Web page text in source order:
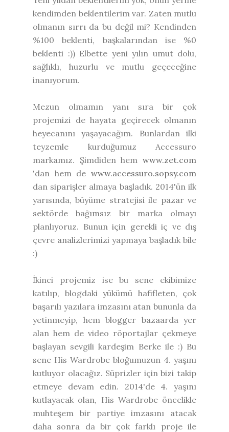
kendimden beklentilerim var. Zaten mutlu
olmanın sırrı da bu değil mi? Kendinden
%100 beklenti, başkalarından ise %0
beklenti :)) Elbette yeni yılın umut dolu,
sağlıklı, huzurlu ve mutlu geçeceğine
inanıyorum.
Mezun olmamın yanı sıra bir çok
projemizi de hayata geçirecek olmanın
heyecanını yaşayacağım. Bunlardan ilki
teyzemle kurduğumuz Accessuro
markamız. Şimdiden hem www.zet.com
'dan hem de www.accessuro.sopsy.com
dan siparişler almaya başladık. 2014'ün ilk
yarısında, büyüme stratejisi ile pazar ve
sektörde bağımsız bir marka olmayı
planlıyoruz. Bunun için gerekli iç ve dış
çevre analizlerimizi yapmaya başladık bile
:)
İkinci projemiz ise bu sene ekibimize
katılıp, blogdaki yükümü hafifleten, çok
başarılı yazılara imzasını atan bununla da
yetinmeyip, hem blogger bazaarda yer
alan hem de video röportajlar çekmeye
başlayan sevgili kardeşim Berke ile :) Bu
sene His Wardrobe bloğumuzun 4. yaşını
kutluyor olacağız. Süprizler için bizi takip
etmeye devam edin. 2014'de 4. yaşını
kutlayacak olan, His Wardrobe öncelikle
muhteşem bir partiye imzasını atacak
daha sonra da bir çok farklı proje ile